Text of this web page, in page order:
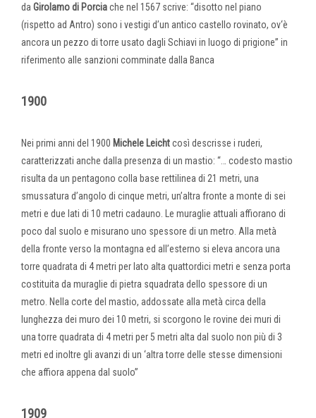
da Girolamo di Porciache nel 1567 scrive: “disotto nel piano
(rispetto ad Antro) sono i vestigi d’un antico castello rovinato, ov‘è
ancora un pezzo di torre usato dagli Schiavi in luogo di prigione” in
riferimento alle sanzioni comminate dalla Banca
1900
Nei primi anni del 1900 Michele Leichtcosì descrisse i ruderi,
caratterizzati anche dalla presenza di un mastio: “… codesto mastio
risulta da un pentagono colla base rettilinea di 21 metri, una
smussatura d’angolo di cinque metri, un’altra fronte a monte di sei
metri e due lati di 10 metri cadauno. Le muraglie attuali affiorano di
poco dal suolo e misurano uno spessore di un metro. Alla metà
della fronte verso la montagna ed all’esterno si eleva ancora una
torre quadrata di 4 metri per lato alta quattordici metri e senza porta
costituita da muraglie di pietra squadrata dello spessore di un
metro. Nella corte del mastio, addossate alla metà circa della
lunghezza dei muro dei 10 metri, si scorgono le rovine dei muri di
una torre quadrata di 4 metri per 5 metri alta dal suolo non più di 3
metri ed inoltre gli avanzi di un ‘altra torre delle stesse dimensioni
che affiora appena dal suolo”
1909